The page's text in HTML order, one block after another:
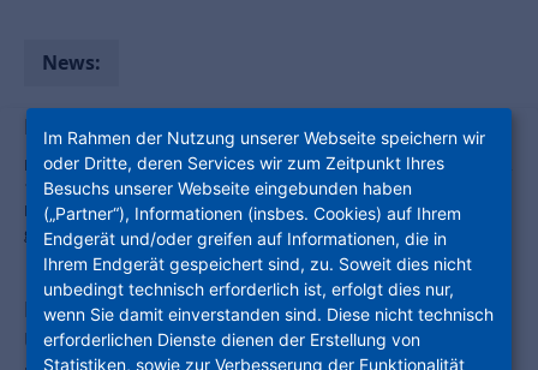
News:
Raum für neue Wege – Kirche weiterdenken
Die Integrierte Stadtentwicklung I ProjektStadt hat am Wochenende,
19. und 20. Juni, die Veranstaltungsreihe „Raum für neue Wege I
Kirche weiterdenken“ in der Herz Jesu Kirche in Kelsterbach
gestartet.
Kunst trifft Stadtentwicklung –
Unterführung in Kelsterbach kunstvoll
Im Rahmen der Nutzung unserer Webseite speichern wir
oder Dritte, deren Services wir zum Zeitpunkt Ihres
Besuchs unserer Webseite eingebunden haben
(„Partner“), Informationen (insbes. Cookies) auf Ihrem
Endgerät und/oder greifen auf Informationen, die in
Ihrem Endgerät gespeichert sind, zu. Soweit dies nicht
unbedingt technisch erforderlich ist, erfolgt dies nur,
wenn Sie damit einverstanden sind. Diese nicht technisch
erforderlichen Dienste dienen der Erstellung von
Statistiken, sowie zur Verbesserung der Funktionalität